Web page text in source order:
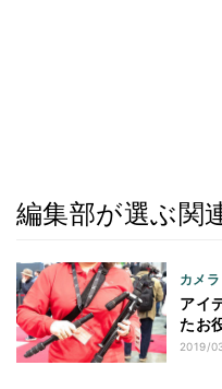
編集部が選ぶ関
カメラ
アイ
たお
2019/